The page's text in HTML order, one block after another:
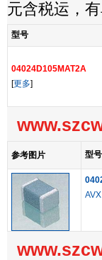
元含税运，
型号
04024D105MAT2A
[更多]
参考图片 型